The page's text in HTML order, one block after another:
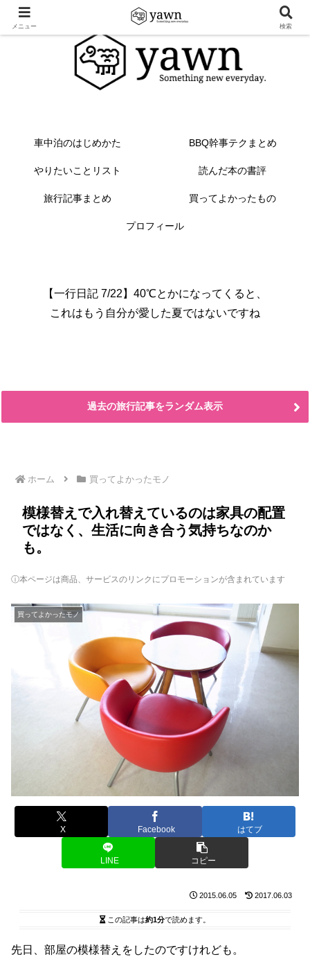
車中泊のはじめかた BBQ幹事テクまとめ
やりたいことリスト 読んだ本の書評
旅行記事まとめ 買ってよかったもの
プロフィール
【一行日記 7/22】40℃とかになってくると、
これはもう自分が愛した夏ではないですね
過去の旅行記事をランダム表示
ホーム 買ってよかったモノ
模様替えで入れ替えているのは家具の配置
ではなく、生活に向き合う気持ちなのか
も。
ⓘ本ページは商品、サービスのリンクにプロモーションが含まれています
買ってよかったモノ
X Facebook はてブ
LINE コピー
2015.06.05 2017.06.03
この記事は約1分で読めます。
先日、部屋の模様替えをしたのですけれども。
メニュー 検索